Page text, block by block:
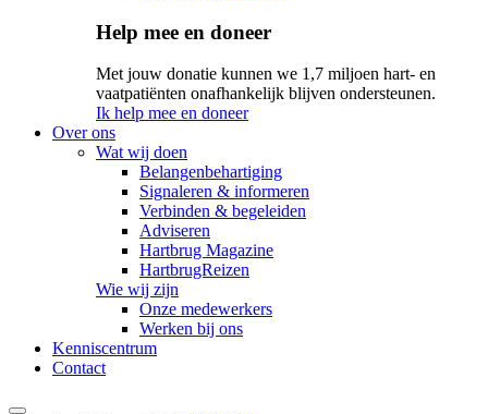
Help mee en doneer
Met jouw donatie kunnen we 1,7 miljoen hart- en
vaatpatiënten onafhankelijk blijven ondersteunen.
Ik help mee en doneer
Over ons
Wat wij doen
Belangenbehartiging
Signaleren & informeren
Verbinden & begeleiden
Adviseren
Hartbrug Magazine
HartbrugReizen
Wie wij zijn
Onze medewerkers
Werken bij ons
Kenniscentrum
Contact